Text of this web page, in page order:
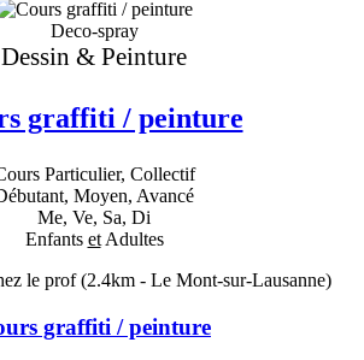
Deco-spray
Dessin & Peinture
graffiti / peinture
Particulier, Collectif
Moyen, Avancé
Me, Ve, Sa, Di
Enfants etAdultes
le prof(2.4km - Le Mont-sur-Lausanne)
graffiti / peinture